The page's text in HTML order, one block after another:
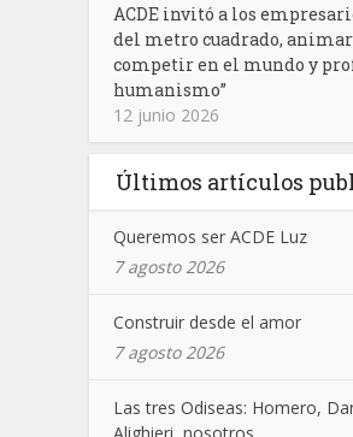
ACDE invitó a los
del metro cuadrado,
competir en el mundo y
humanismo”
12 junio 2026
Últimos artículos
Queremos ser ACDE Luz
7 agosto 2026
Construir desde el amor
7 agosto 2026
Las tres Odiseas: Homero,
Alighieri, nosotros